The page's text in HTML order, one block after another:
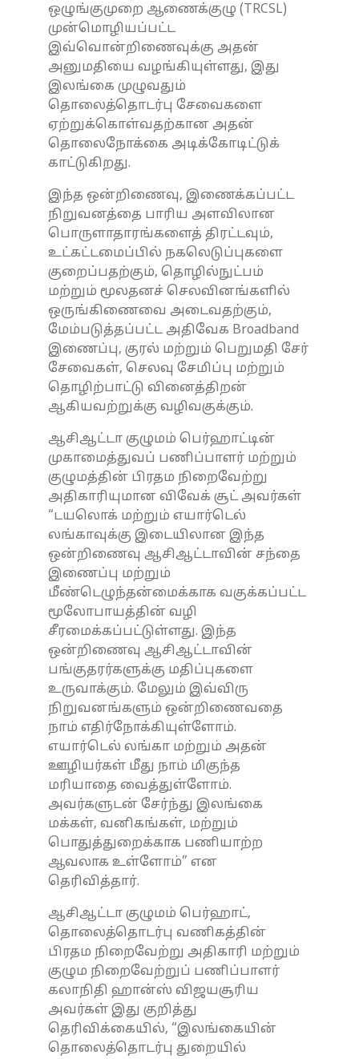
ஒழுங்குமுறை ஆணைக்குழு (TRCSL)
முன்மொழியப்பட்ட
இவ்வொன்றிணைவுக்கு அதன்
அனுமதியை வழங்கியுள்ளது, இது
இலங்கை முழுவதும்
தொலைத்தொடர்பு சேவைகளை
ஏற்றுக்கொள்வதற்கான அதன்
தொலைநோக்கை அடிக்கோடிட்டுக்
காட்டுகிறது.
இந்த ஒன்றிணைவு, இணைக்கப்பட்ட
நிறுவனத்தை பாரிய அளவிலான
பொருளாதாரங்களைத் திரட்டவும்,
உட்கட்டமைப்பில் நகலெடுப்புகளை
குறைப்பதற்கும், தொழில்நுட்பம்
மற்றும் மூலதனச் செலவினங்களில்
ஒருங்கிணைவை அடைவதற்கும்,
மேம்படுத்தப்பட்ட அதிவேக Broadband
இணைப்பு, குரல் மற்றும் பெறுமதி சேர்
சேவைகள், செலவு சேமிப்பு மற்றும்
தொழிற்பாட்டு வினைத்திறன்
ஆகியவற்றுக்கு வழிவகுக்கும்.
ஆசிஆட்டா குழுமம் பெர்ஹாட்டின்
முகாமைத்துவப் பணிப்பாளர் மற்றும்
குழுமத்தின் பிரதம நிறைவேற்று
அதிகாரியுமான விவேக் சூட் அவர்கள்
“டயலொக் மற்றும் எயார்டெல்
லங்காவுக்கு இடையிலான இந்த
ஒன்றிணைவு ஆசிஆட்டாவின் சந்தை
இணைப்பு மற்றும்
மீண்டெழுந்தன்மைக்காக வகுக்கப்பட்ட
மூலோபாயத்தின் வழி
சீரமைக்கப்பட்டுள்ளது. இந்த
ஒன்றிணைவு ஆசிஆட்டாவின்
பங்குதரர்களுக்கு மதிப்புகளை
உருவாக்கும். மேலும் இவ்விரு
நிறுவனங்களும் ஒன்றிணைவதை
நாம் எதிர்நோக்கியுள்ளோம்.
எயார்டெல் லங்கா மற்றும் அதன்
ஊழியர்கள் மீது நாம் மிகுந்த
மரியாதை வைத்துள்ளோம்.
அவர்களுடன் சேர்ந்து இலங்கை
மக்கள், வனிகங்கள், மற்றும்
பொதுத்துறைக்காக பணியாற்ற
ஆவலாக உள்ளோம்” என
தெரிவித்தார்.
ஆசிஆட்டா குழுமம் பெர்ஹாட்,
தொலைத்தொடர்பு வணிகத்தின்
பிரதம நிறைவேற்று அதிகாரி மற்றும்
குழும நிறைவேற்றுப் பணிப்பாளர்
கலாநிதி ஹான்ஸ் விஜயசூரிய
அவர்கள் இது குறித்து
தெரிவிக்கையில், “இலங்கையின்
தொலைத்தொடர்பு துறையில்